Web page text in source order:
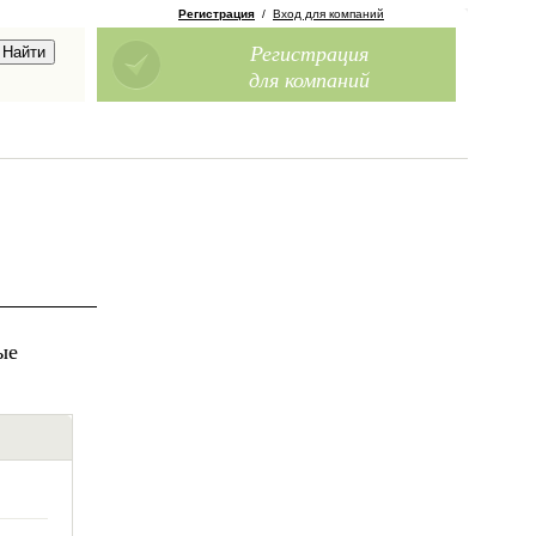
Регистрация / Вход для компаний
Регистрация
для компаний